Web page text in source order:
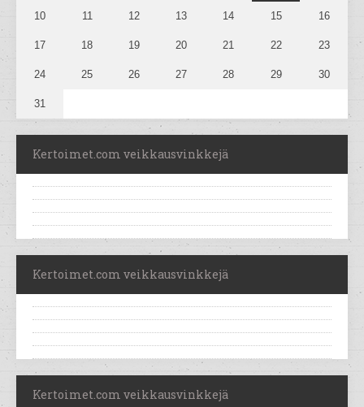
10 11 12 13 14 15 16
17 18 19 20 21 22 23
24 25 26 27 28 29 30
31
Kertoimet.com veikkausvinkkejä
Kertoimet.com veikkausvinkkejä
Kertoimet.com veikkausvinkkejä